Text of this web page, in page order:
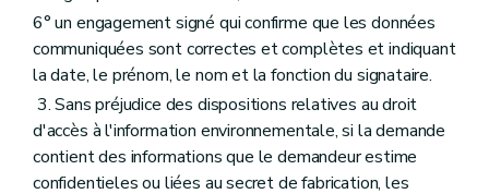
6° un engagement signé qui confirme que les données
communiquées sont correctes et complètes et indiquant
la date, le prénom, le nom et la fonction du signataire.
3. Sans préjudice des dispositions relatives au droit
d'accès à l'information environnementale, si la demande
contient des informations que le demandeur estime
confidentieles ou liées au secret de fabrication, les